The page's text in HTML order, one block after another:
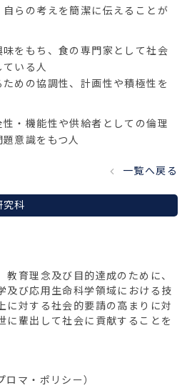
らの考えを簡潔に伝えることが
をもち、食の専門家として社会
いる人
めの協調性、計画性や積極性を
・機能性や供給者としての倫理
意識をもつ人
一覧へ戻る
究科
育理念及び目的達成のために、
及び応用生命科学領域における技
に対する社会的要請の高まりに対
に輩出して社会に貢献することを
マ・ポリシー）